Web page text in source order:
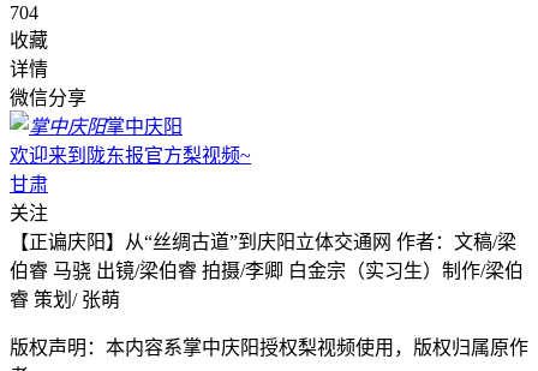
704
收藏
详情
微信分享
掌中庆阳
欢迎来到陇东报官方梨视频~
甘肃
关注
【正谝庆阳】从“丝绸古道”到庆阳立体交通网 作者：文稿/梁
伯睿 马骁 出镜/梁伯睿 拍摄/李卿 白金宗（实习生）制作/梁伯
睿 策划/ 张萌
版权声明：本内容系掌中庆阳授权梨视频使用，版权归属原作